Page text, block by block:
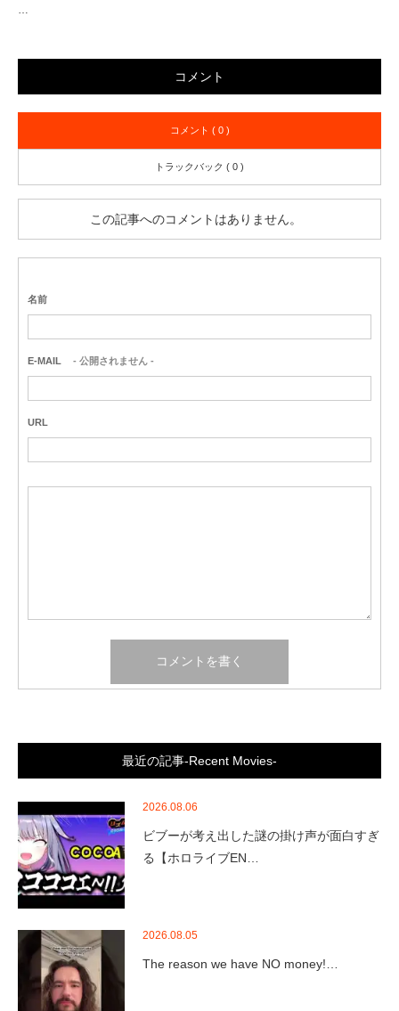
コメント
コメント ( 0 )
トラックバック ( 0 )
この記事へのコメントはありません。
名前
E-MAIL - 公開されません -
URL
最近の記事-Recent Movies-
2026.08.06
ビブーが考え出した謎の掛け声が面白すぎ
る【ホロライブEN…
2026.08.05
The reason we have NO money!…